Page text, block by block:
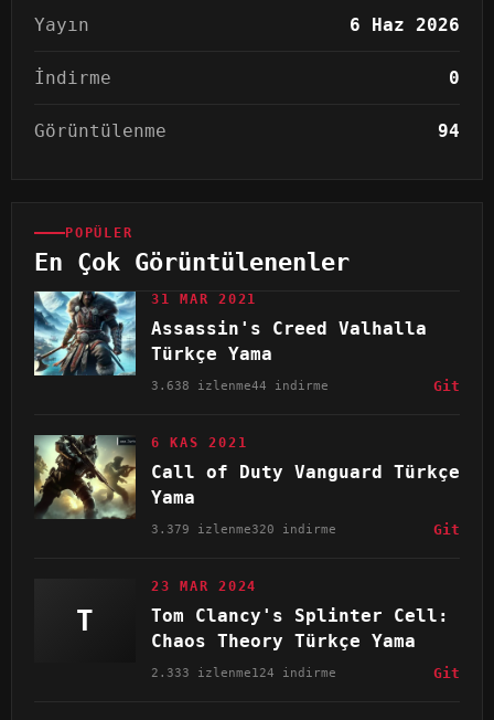
Yayın 6 Haz 2026
İndirme 0
Görüntülenme 94
POPÜLER
En Çok Görüntülenenler
31 MAR 2021
Assassin's Creed Valhalla
Türkçe Yama
3.638 izlenme44 indirme Git
6 KAS 2021
Call of Duty Vanguard Türkçe
Yama
3.379 izlenme320 indirme Git
T
23 MAR 2024
Tom Clancy's Splinter Cell:
Chaos Theory Türkçe Yama
2.333 izlenme124 indirme Git